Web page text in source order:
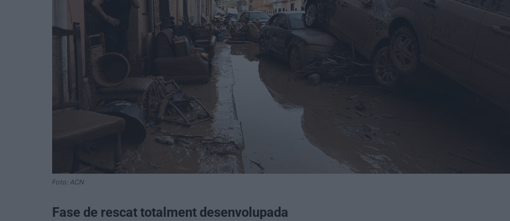
Foto: ACN
Fase de rescat totalment desenvolupada